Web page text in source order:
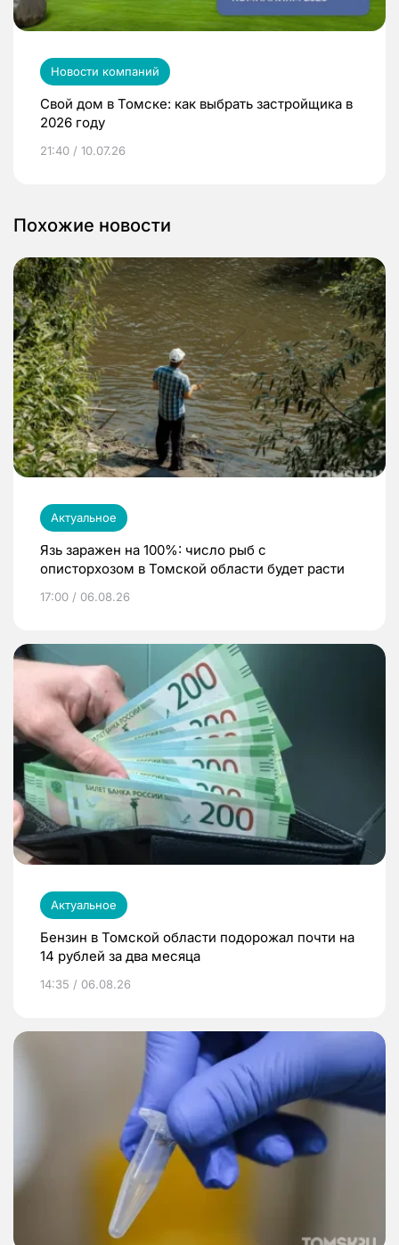
Новости компаний
Свой дом в Томске: как выбрать застройщика в
2026 году
21:40 / 10.07.26
Похожие новости
Актуальное
Язь заражен на 100%: число рыб с
описторхозом в Томской области будет расти
17:00 / 06.08.26
Актуальное
Бензин в Томской области подорожал почти на
14 рублей за два месяца
14:35 / 06.08.26